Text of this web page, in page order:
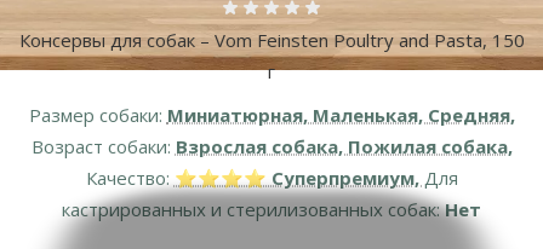
Консервы для собак – Vom Feinsten Poultry and Pasta, 150
г
Оценка 0%
Размер собаки: Миниатюрная, Маленькая, Средняя,
Возраст собаки: Взрослая собака, Пожилая собака,
Качество: ⭐⭐⭐⭐ Суперпремиум, Для
кастрированных и стерилизованных собак:Нет